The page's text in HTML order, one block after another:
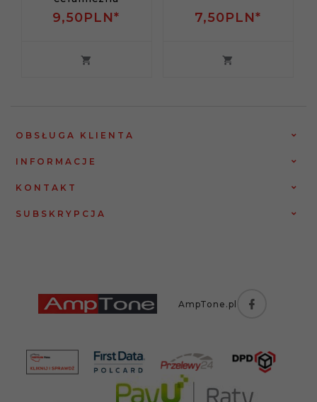
9,50PLN* 7,50PLN*
OBSŁUGA KLIENTA
INFORMACJE
KONTAKT
SUBSKRYPCJA
AmpTone.pl